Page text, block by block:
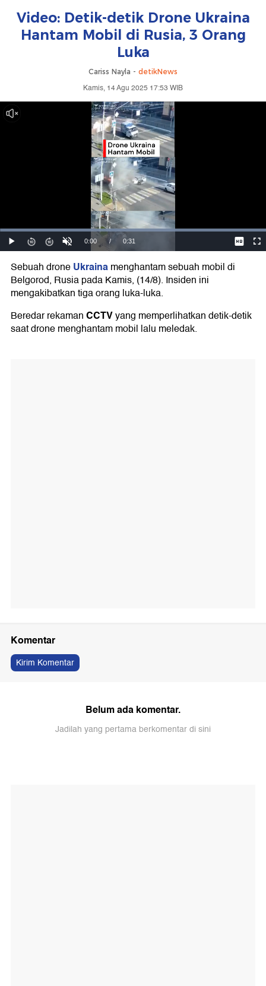
Video: Detik-detik Drone Ukraina
Hantam Mobil di Rusia, 3 Orang
Luka
Cariss Nayla - detikNews
Kamis, 14 Agu 2025 17:53 WIB
Sebuah droneUkrainamenghantam sebuah mobil di
Belgorod, Rusia pada Kamis, (14/8). Insiden ini
mengakibatkan tiga orang luka-luka.
Beredar rekamanCCTVyang memperlihatkan detik-detik
saat drone menghantam mobil lalu meledak.
Komentar
Kirim Komentar
Belum ada komentar.
Jadilah yang pertama berkomentar di sini